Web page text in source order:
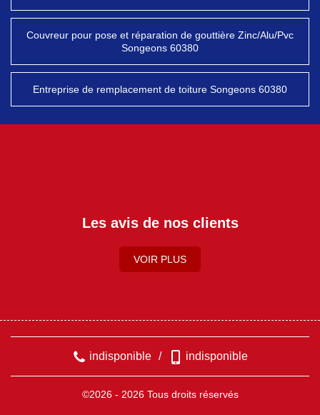
Couvreur pour pose et réparation de gouttière Zinc/Alu/Pvc
Songeons 60380
Entreprise de remplacement de toiture Songeons 60380
Les avis de nos clients
VOIR PLUS
indisponible / indisponible
©2026 - 2026 Tous droits réservés